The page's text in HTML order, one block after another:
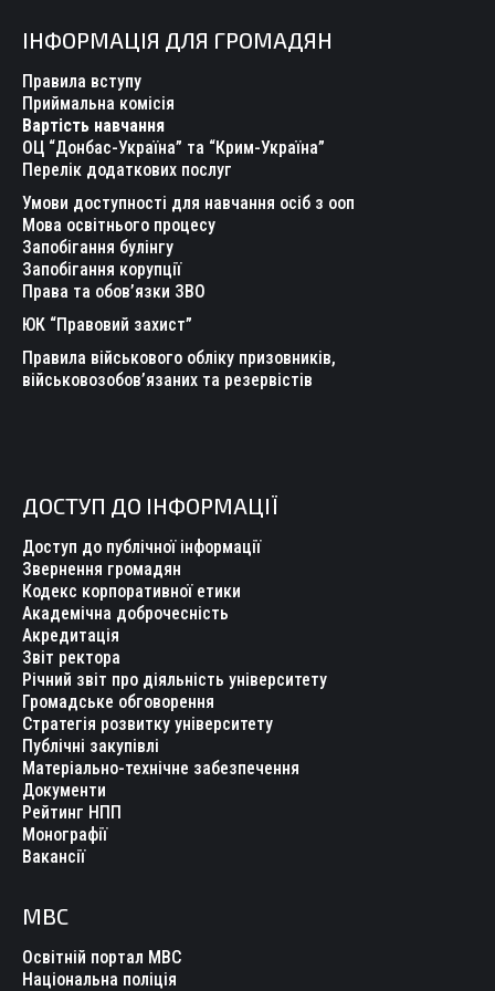
opens
in
new
window
opens
in
new
window
opens
in
new
window
opens
in
new
window
opens
new
opens
ІНФОРМАЦІЯ ДЛЯ ГРОМАДЯН
Правила вступу
Приймальна комісія
Вартість навчання
ОЦ “Донбас-Україна” та “Крим-Україна”
Перелік додаткових послуг
Умови доступності для навчання осіб з ооп
Мова освітнього процесу
Запобігання булінгу
Запобігання корупції
Права та обов’язки ЗВО
ЮК “Правовий захист”
Правила військового обліку призовників,
військовозобов’язаних та резервістів
ДОСТУП ДО ІНФОРМАЦІЇ
Доступ до публічної інформації
Звернення громадян
Кодекс корпоративної етики
Академічна доброчесність
Акредитація
Звіт ректора
Річний звіт про діяльність університету
Громадське обговорення
Стратегія розвитку університету
Публічні закупівлі
Матеріально-технічне забезпечення
Документи
Рейтинг НПП
Монографії
Вакансії
МВС
Освітній портал МВС
Національна поліція